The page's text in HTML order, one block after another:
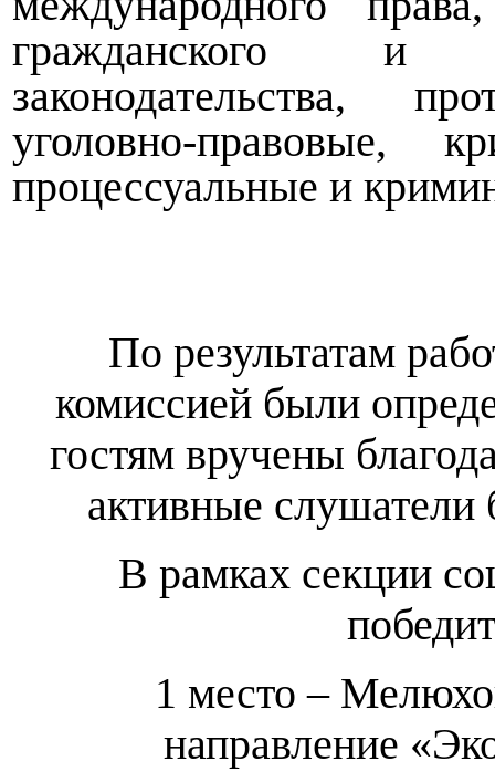
гражданского и
законодательства,
уголовно-правовые,
процессуальные и
По результатам
комиссией были
гостям вручены
активные
В рамках секции
1 место –
направление